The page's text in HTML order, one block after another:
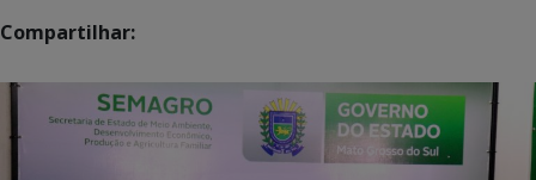
Compartilhar: